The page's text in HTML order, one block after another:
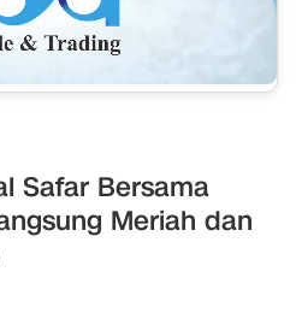
Safar Bersama
Meriah dan